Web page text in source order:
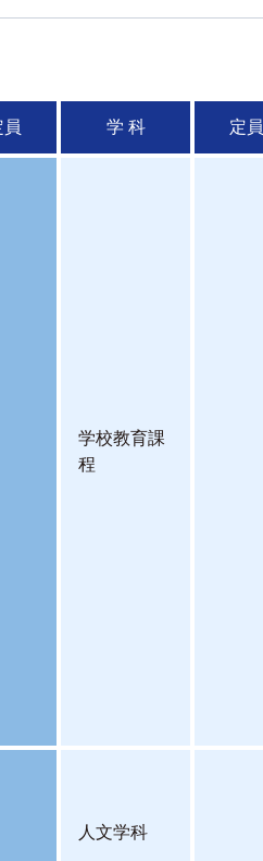
員 学 科 定員
学校教育課
程
人文学科